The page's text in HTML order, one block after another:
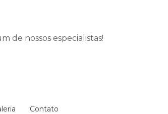
de nossos especialistas!
Contato